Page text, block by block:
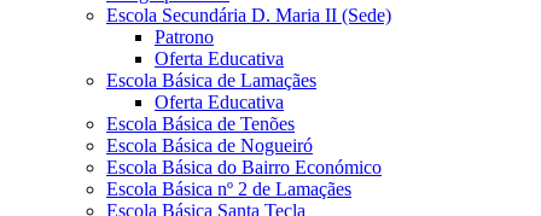
Escola Secundária D. Maria II (Sede)
Patrono
Oferta Educativa
Escola Básica de Lamaçães
Oferta Educativa
Escola Básica de Tenões
Escola Básica de Nogueiró
Escola Básica do Bairro Económico
Escola Básica nº 2 de Lamaçães
Escola Básica Santa Tecla